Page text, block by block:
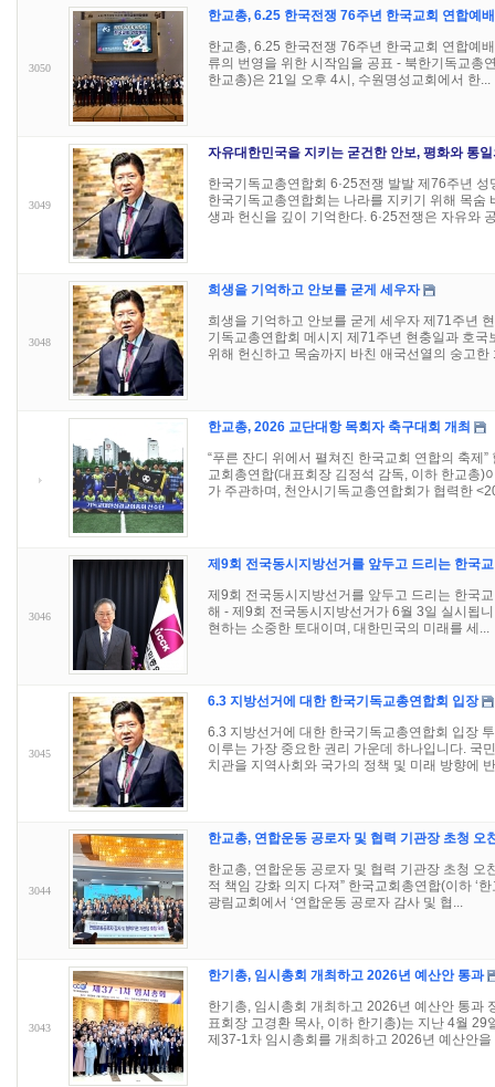
3050
한교총, 6.25 한국전쟁 76주년 한국교회 연합예
한교총, 6.25 한국전쟁 76주년 한국교회 연합예
류의 번영을 위한 시작임을 공표 - 북한기독교총
한교총)은 21일 오후 4시, 수원명성교회에서 한...
3049
자유대한민국을 지키는 굳건한 안보, 평화와 통
한국기독교총연합회 6·25전쟁 발발 제76주년
한국기독교총연합회는 나라를 지키기 위해 목
생과 헌신을 깊이 기억한다. 6·25전쟁은 자유와
3048
희생을 기억하고 안보를 굳게 세우자
희생을 기억하고 안보를 굳게 세우자 제71주년
기독교총연합회 메시지 제71주년 현충일과 호
위해 헌신하고 목숨까지 바친 애국선열의 숭고한
한교총, 2026 교단대항 목회자 축구대회 개최
“푸른 잔디 위에서 펼쳐진 한국교회 연합의 축제
교회총연합(대표회장 김정석 감독, 이하 한교총
가 주관하며, 천안시기독교총연합회가 협력한
3046
제9회 전국동시지방선거를 앞두고 드리는 한국
제9회 전국동시지방선거를 앞두고 드리는 한국
해 - 제9회 전국동시지방선거가 6월 3일 실시됩
현하는 소중한 토대이며, 대한민국의 미래를 세...
3045
6.3 지방선거에 대한 한국기독교총연합회 입장
6.3 지방선거에 대한 한국기독교총연합회 입장
이루는 가장 중요한 권리 가운데 하나입니다. 국
치관을 지역사회와 국가의 정책 및 미래 방향에
3044
한교총, 연합운동 공로자 및 협력 기관장 초청 오
한교총, 연합운동 공로자 및 협력 기관장 초청 오
적 책임 강화 의지 다져” 한국교회총연합(이하 ‘
광림교회에서 ‘연합운동 공로자 감사 및 협...
3043
한기총, 임시총회 개최하고 2026년 예산안 통과
한기총, 임시총회 개최하고 2026년 예산안 통과
표회장 고경환 목사, 이하 한기총)는 지난 4월
제37-1차 임시총회를 개최하고 2026년 예산안을